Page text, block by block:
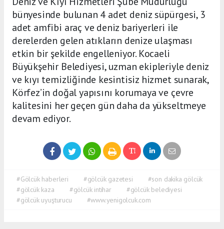
bünyesinde bulunan 4 adet deniz süpürgesi, 3
adet amfibi araç ve deniz bariyerleri ile
derelerden gelen atıkların denize ulaşması
etkin bir şekilde engelleniyor. Kocaeli
Büyükşehir Belediyesi, uzman ekipleriyle deniz
ve kıyı temizliğinde kesintisiz hizmet sunarak,
Körfez’in doğal yapısını korumaya ve çevre
kalitesini her geçen gün daha da yükseltmeye
devam ediyor.
#Gölcük haberleri #gölcük gazetesi
#son dakika gölcük
#gölcük kaza
#gölcük intihar
#gölcük belediyesi
#gölcük uyuşturucu
#www.yenigolcuk.com